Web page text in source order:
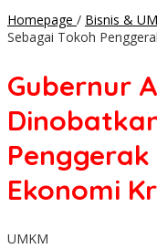
Homepage / Bisnis &
Sebagai Tokoh
Gubernur
Penggerak
Ekonomi
UMKM